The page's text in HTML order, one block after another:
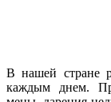
В нашей стране
каждым днем.